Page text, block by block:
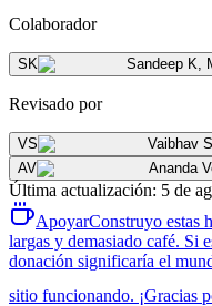
Colaborador
SK Sandeep K
Revisado por
VS Vaibhav
AV
Ananda
Última actualización: 5 de
ApoyarConstruyo estas
largas y demasiado café. Si
donación significaría el
sitio funcionando. ¡Gracias